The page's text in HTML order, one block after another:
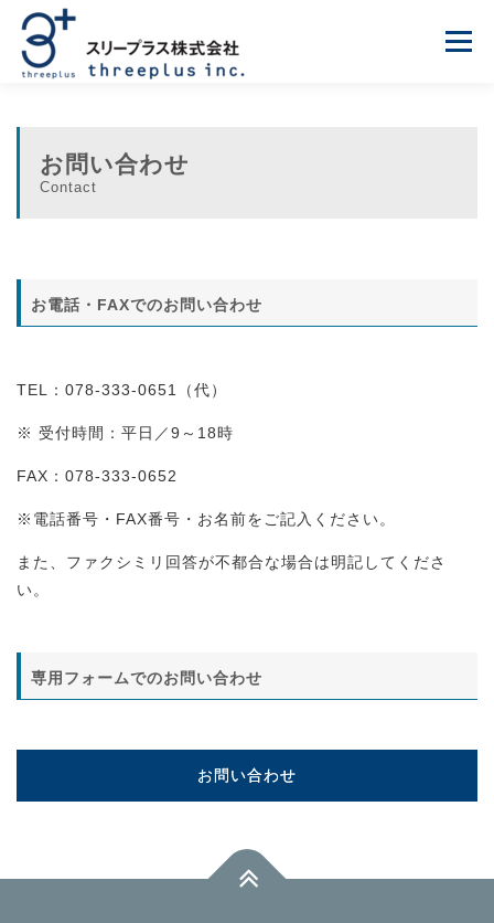
コンテンツへスキップ
メニュ
お問い合わせ
Contact
お電話・FAXでのお問い合わせ
TEL：078-333-0651（代）
※ 受付時間：平日／9～18時
FAX：078-333-0652
※電話番号・FAX番号・お名前をご記入ください。
また、ファクシミリ回答が不都合な場合は明記してくださ
い。
専用フォームでのお問い合わせ
お問い合わせ